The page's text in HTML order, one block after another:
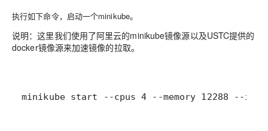
执行如下命令，启动一个minikube。
说明：这里我们使用了阿里云的minikube镜像源以及USTC提供的
docker镜像源来加速镜像的拉取。
minikube start --cpus 4 --memory 12288 --